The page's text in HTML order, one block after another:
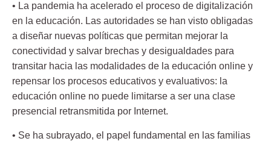
• La pandemia ha acelerado el proceso de digitalización
en la educación. Las autoridades se han visto obligadas
a diseñar nuevas políticas que permitan mejorar la
conectividad y salvar brechas y desigualdades para
transitar hacia las modalidades de la educación online y
repensar los procesos educativos y evaluativos: la
educación online no puede limitarse a ser una clase
presencial retransmitida por Internet.
• Se ha subrayado, el papel fundamental en las familias